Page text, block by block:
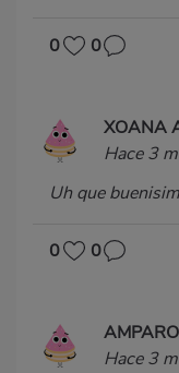
0 0
XOANA
Hace 3
Uh que
0 0
Hace 3